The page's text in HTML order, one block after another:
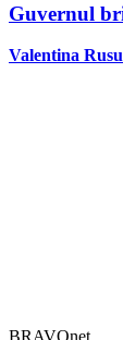
Guvernul
Valentina Rusu